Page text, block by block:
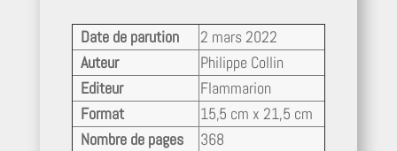
Date de parution
2 mars 2022
Auteur
Philippe Collin
Editeur
Flammarion
Format
15,5 cm x 21,5 cm
Nombre de pages
368